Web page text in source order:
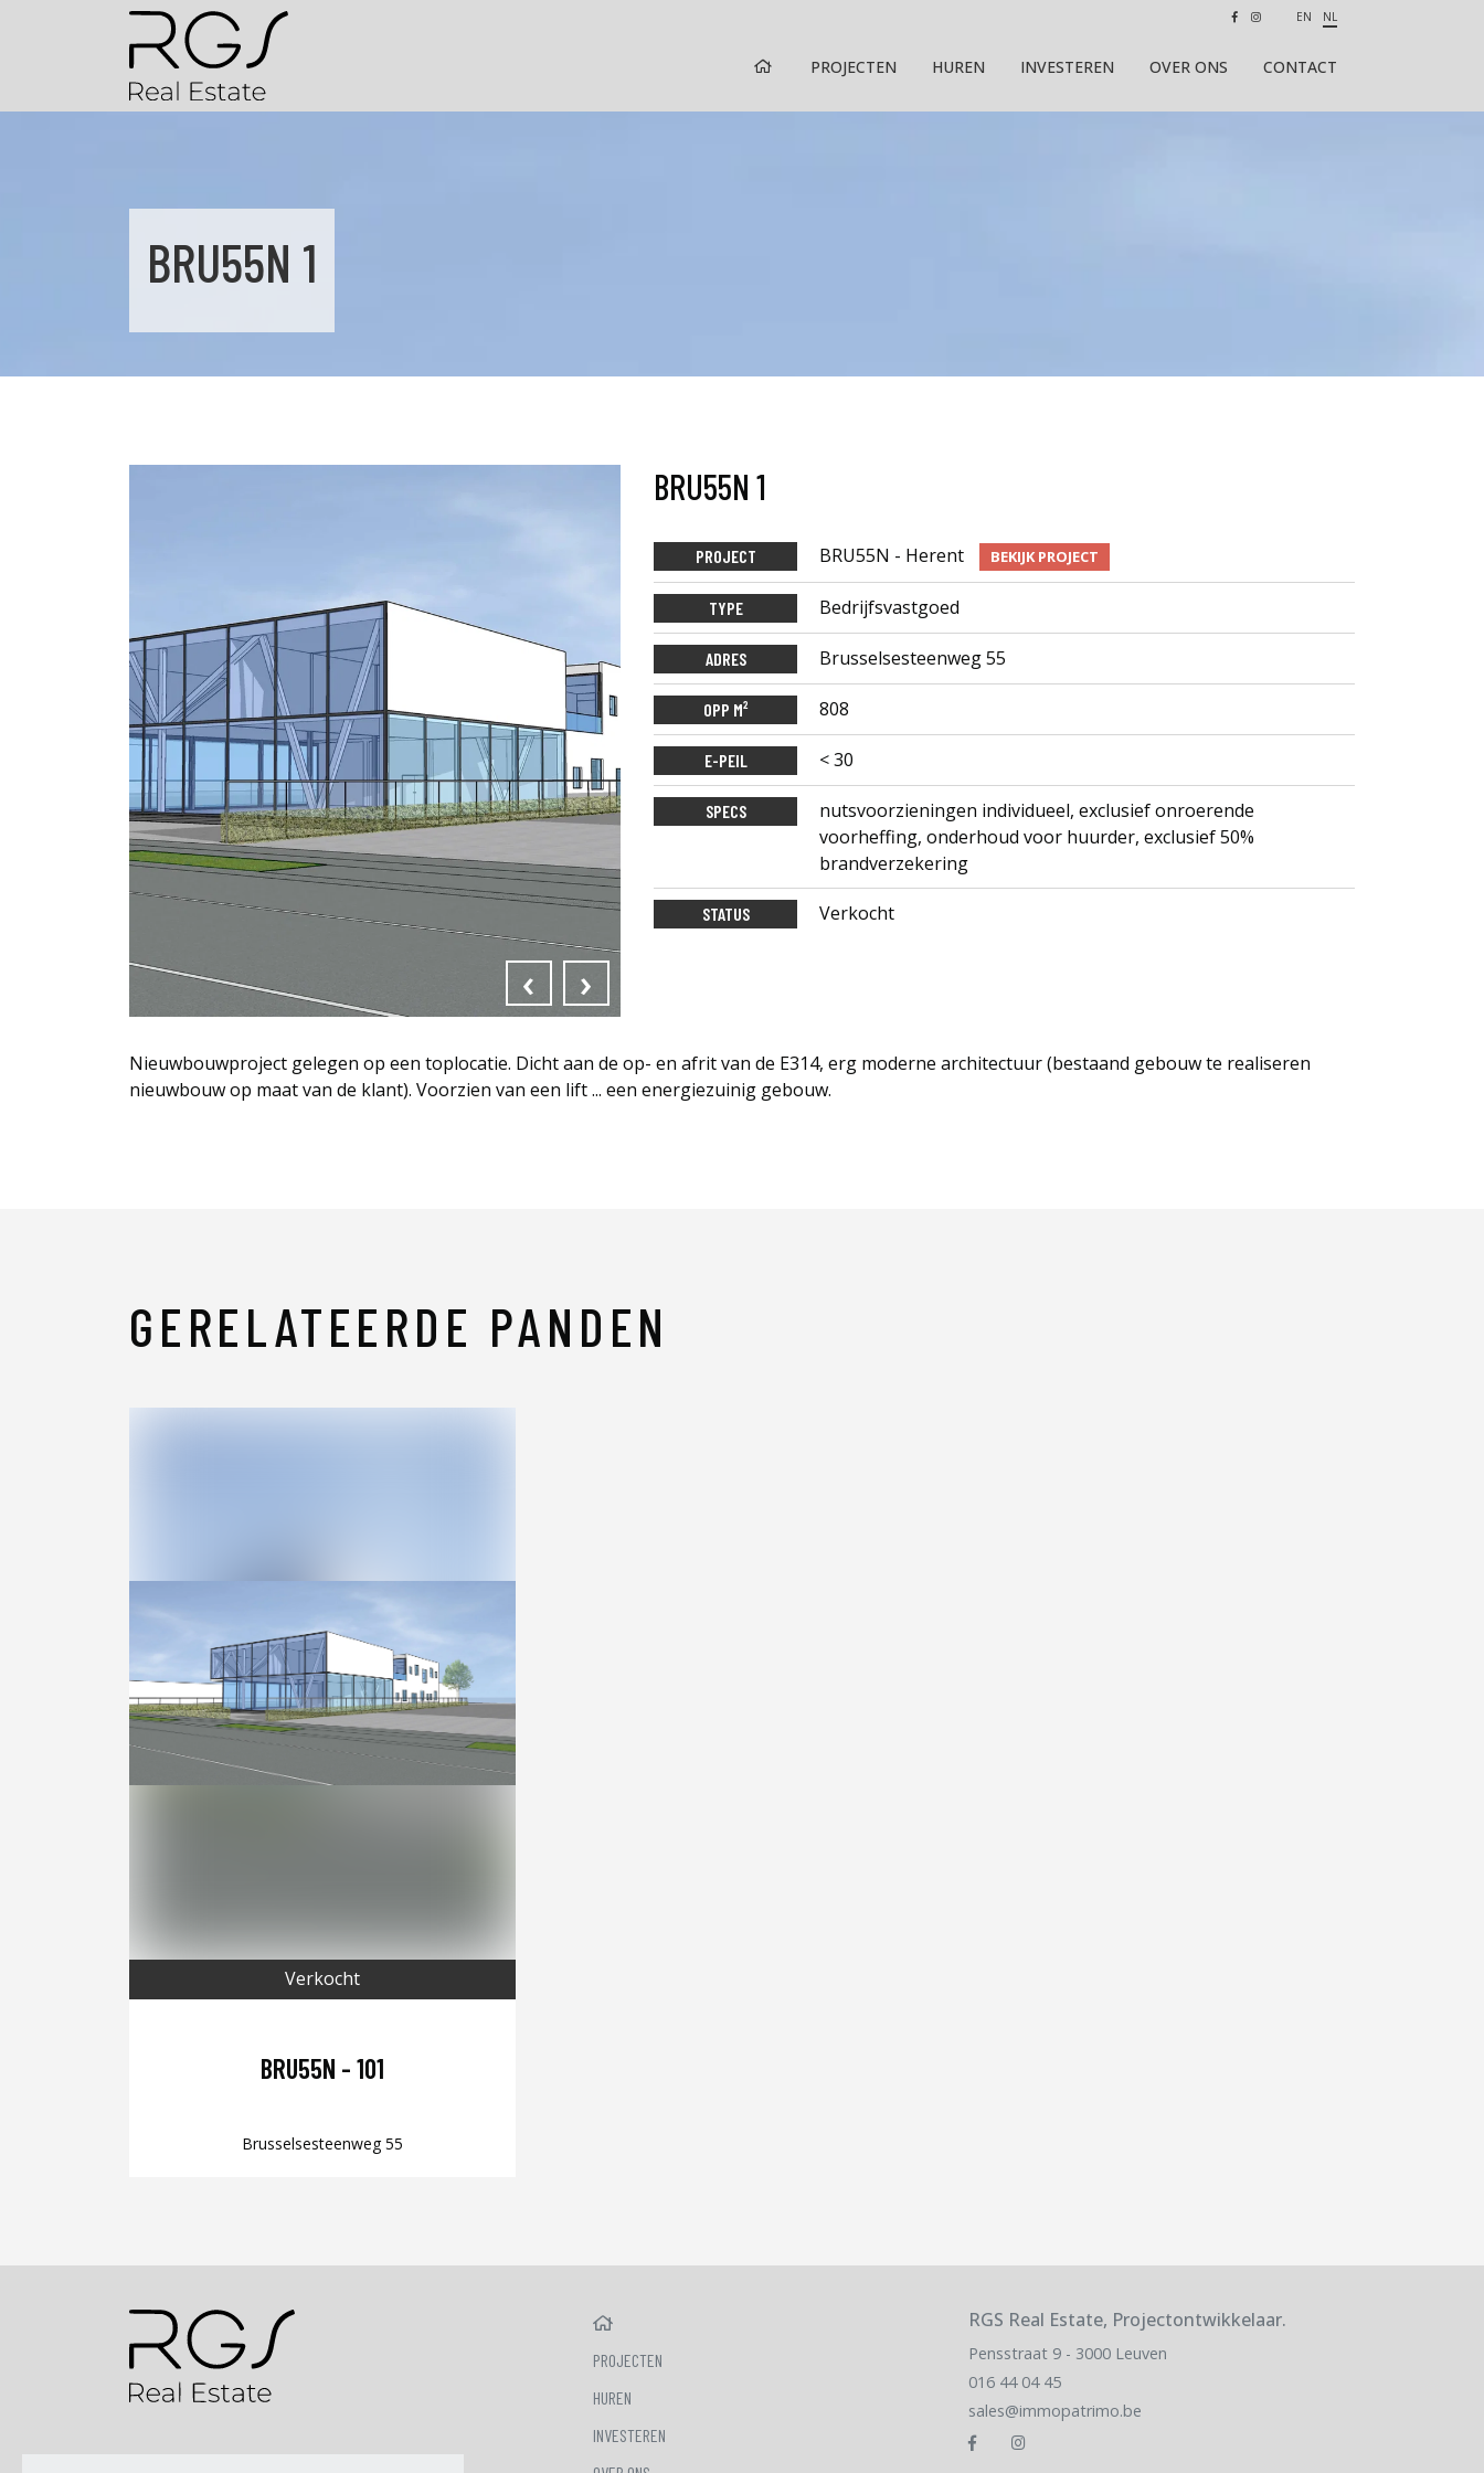
EN NL
HOME PROJECTEN HUREN INVESTEREN OVER ONS CONTACT
BRU55N 1
‹ ›
BRU55N 1
PROJECT BRU55N - Herent BEKIJK PROJECT
TYPE Bedrijfsvastgoed
ADRES Brusselsesteenweg 55
OPP M² 808
E-PEIL < 30
SPECS
nutsvoorzieningen individueel, exclusief onroerende
voorheffing, onderhoud voor huurder, exclusief 50%
brandverzekering
STATUS Verkocht
Nieuwbouwproject gelegen op een toplocatie. Dicht aan de op- en afrit van de E314, erg moderne architectuur (bestaand gebouw te realiseren
nieuwbouw op maat van de klant). Voorzien van een lift ... een energiezuinig gebouw.
GERELATEERDE PANDEN
Verkocht
BRU55N - 101
Brusselsesteenweg 55
HOME
PROJECTEN
HUREN
INVESTEREN
RGS Real Estate, Projectontwikkelaar.
Pensstraat 9 - 3000 Leuven
016 44 04 45
sales@immopatrimo.be